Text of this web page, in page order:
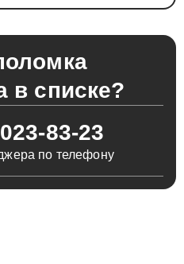
в списке?
83-23
по телефону